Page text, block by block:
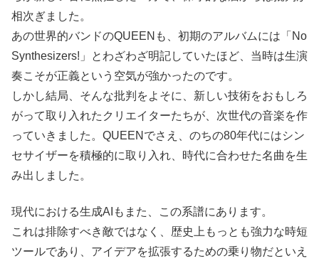
相次ぎました。
あの世界的バンドのQUEENも、初期のアルバムには「No
Synthesizers!」とわざわざ明記していたほど、当時は生演
奏こそが正義という空気が強かったのです。
しかし結局、そんな批判をよそに、新しい技術をおもしろ
がって取り入れたクリエイターたちが、次世代の音楽を作
っていきました。QUEENでさえ、のちの80年代にはシン
セサイザーを積極的に取り入れ、時代に合わせた名曲を生
み出しました。
現代における生成AIもまた、この系譜にあります。
これは排除すべき敵ではなく、歴史上もっとも強力な時短
ツールであり、アイデアを拡張するための乗り物だといえ